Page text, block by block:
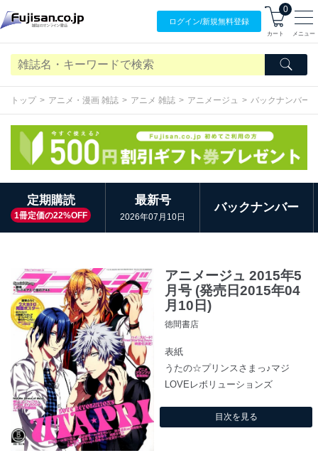
ログイン/新規無料登録
0
カート メニュー
トップ アニメ・漫画 雑誌 アニメ 雑誌 アニメージュ バックナンバー
定期購読
1冊定価の22%OFF
最新号
2026年07月10日
バックナンバー
アニメージュ 2015年5
月号 (発売日2015年04
月10日)
徳間書店
表紙
うたの☆プリンスさまっ♪マジ
LOVEレボリューションズ
目次を見る